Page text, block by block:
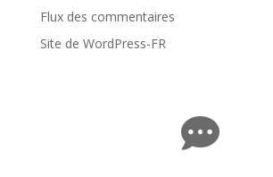
Flux des commentaires
Site de WordPress-FR
